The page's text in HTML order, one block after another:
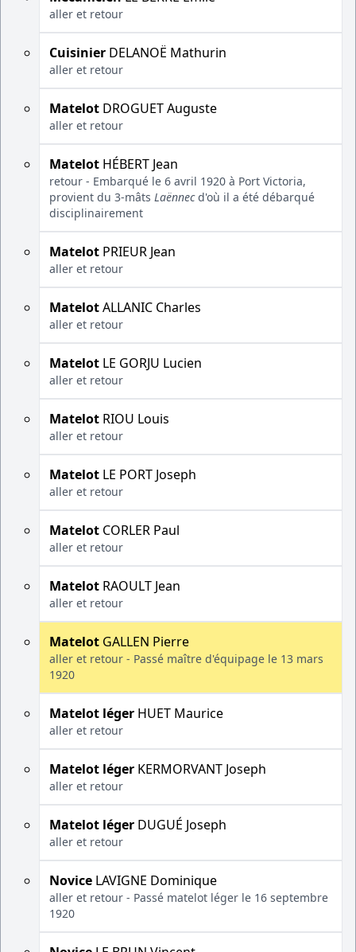
aller et retour
Cuisinier DELANOË Mathurin
aller et retour
Matelot DROGUET Auguste
aller et retour
Matelot HÉBERT Jean
retour - Embarqué le 6 avril 1920 à Port Victoria,
provient du 3-mâts Laënnecd'où il a été débarqué
disciplinairement
Matelot PRIEUR Jean
aller et retour
MatelotALLANIC Charles
aller et retour
Matelot LE GORJU Lucien
aller et retour
Matelot RIOU Louis
aller et retour
Matelot LE PORT Joseph
aller et retour
Matelot CORLER Paul
aller et retour
Matelot RAOULT Jean
aller et retour
Matelot GALLEN Pierre
aller et retour - Passé maître d'équipage le 13 mars
1920
Matelot léger HUET Maurice
aller et retour
Matelot léger KERMORVANT Joseph
aller et retour
Matelot léger DUGUÉ Joseph
aller et retour
Novice LAVIGNE Dominique
aller et retour - Passé matelot léger le 16 septembre
1920